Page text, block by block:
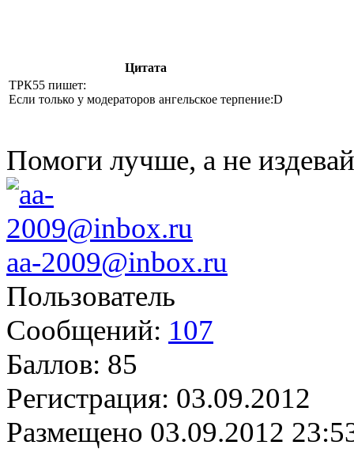
Цитата
ТРК55 пишет:
Если только у модераторов ангельское терпение:D
Помоги лучше, а не
aa-2009@inbox.ru
Пользователь
Сообщений: 107
Баллов: 85
Регистрация: 03.09.2012
Размещено 03.09.2012